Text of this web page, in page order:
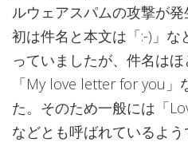
ルウェアスパムの攻撃が
初は件名と本文は「:-)」
っていましたが、件名はほ
「My love letter for you」
た。そのため一般には「
などとも呼ばれているよ